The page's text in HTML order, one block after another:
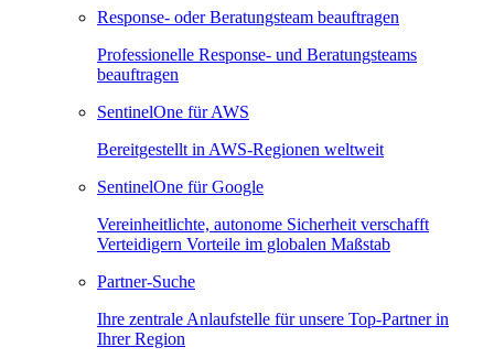
Response- oder Beratungsteam beauftragen
Professionelle Response- und Beratungsteams
beauftragen
SentinelOne für AWS
Bereitgestellt in AWS-Regionen weltweit
SentinelOne für Google
Vereinheitlichte, autonome Sicherheit verschafft
Verteidigern Vorteile im globalen Maßstab
Partner-Suche
Ihre zentrale Anlaufstelle für unsere Top-Partner in
Ihrer Region